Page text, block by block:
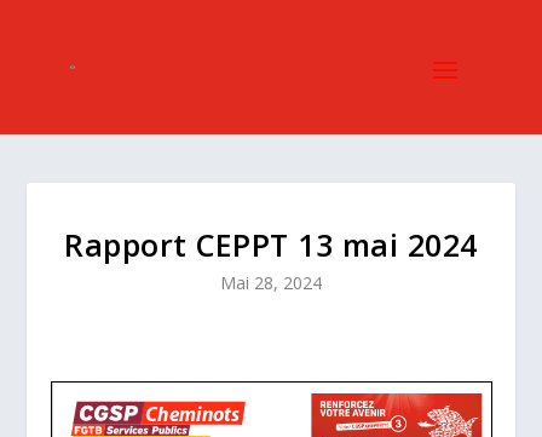
Rapport CEPPT 13 mai 2024
Mai 28, 2024